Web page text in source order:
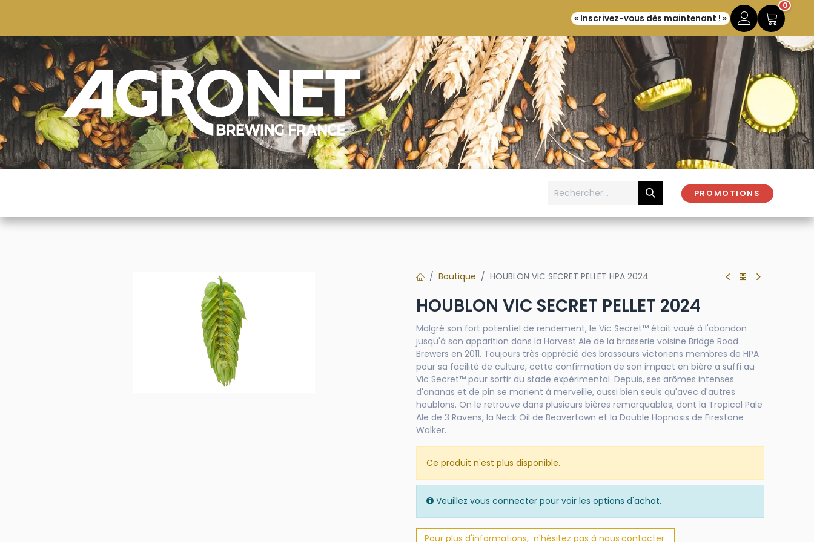
« Inscrivez-vous dès maintenant ! »
0
PROMOTIONS
Boutique HOUBLON VIC SECRET PELLET HPA 2024
HOUBLON VIC SECRET PELLET 2024
Malgré son fort potentiel de rendement, le Vic Secret™ était voué à l'abandon
jusqu'à son apparition dans la Harvest Ale de la brasserie voisine Bridge Road
Brewers en 2011. Toujours très apprécié des brasseurs victoriens membres de HPA
pour sa facilité de culture, cette confirmation de son impact en bière a suffi au
Vic Secret™ pour sortir du stade expérimental. Depuis, ses arômes intenses
d'ananas et de pin se marient à merveille, aussi bien seuls qu'avec d'autres
houblons. On le retrouve dans plusieurs bières remarquables, dont la Tropical Pale
Ale de 3 Ravens, la Neck Oil de Beavertown et la Double Hopnosis de Firestone
Walker.
Ce produit n'est plus disponible.
Veuillez vous connecter pour voir les options d'achat.
Pour plus d'informations, n'hésitez pas à nous conta​​​​cter​​​